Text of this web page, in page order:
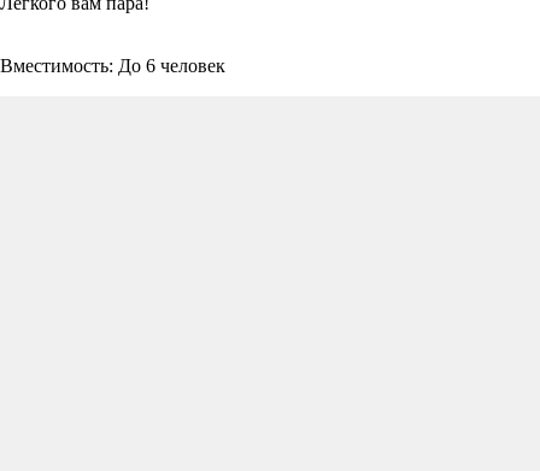
Вместимость: До 6 человек